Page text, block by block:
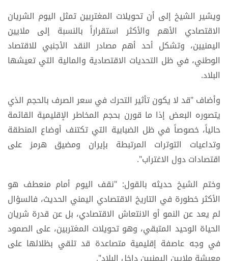
ويشير الشيخ إلى أن تحويلات المغتربين تمثل اليوم الشريان
الاقتصادي الأهم والأكثر استقراراً بالنسبة إلى ملايين
اليمنيين، وتشكل أحد أهم مصادر النقد الأجنبي للاقتصاد
الوطني، في ظل التحديات الاقتصادية والمالية التي تعيشها
البلاد.
وأضاف "قد لا يكون تأثير التحرك في سعر الصرف بالحجم الذي
يتصوره البعض إذا ما قورن بحجم المخاطر الإقليمية القائمة
حالياً، خصوصاً في ظل الضبابية التي تكتنف أوضاع المنطقة
وتداعيات التوترات المرتبطة بإيران ومضيق هرمز على
اقتصادات دول الاغتراب".
وختم الشيخ حديثه بالقول: "نقف اليوم أمام منعطف هو
الأكثر خطورة في التاريخ الاقتصادي اليمني الحديث، فالسؤال
لم يعد عن النمو أو الانتعاش الاقتصادي، بل عن قدرة شريان
الحياة الوحيد المتبقي، وهو تحويلات المغتربين، على الصمود
في وجه عاصفة إقليمية متصاعدة قد تلقي بظلالها على